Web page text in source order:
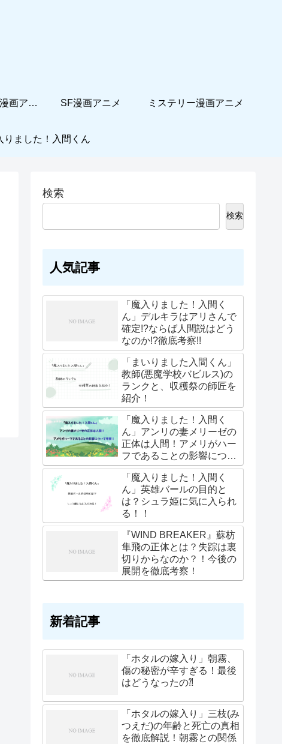
ホームコメディ漫画アニメ SF漫画アニメ ミステリー漫画アニメ
りました！入間くん
検索
検索
人気記事
「魔入りました！入間く
ん」デルキラはアリさんで
確定!?ならば人間説はどう
なのか!?徹底考察!!
「まいりました入間くん」
教師(悪魔学校バビルス)の
ランクと、収穫祭の師匠を
紹介！
「魔入りました！入間く
ん」アンリの妻メリーゼの
正体は人間！アメリがハー
フであることの影響につい
て考察！
「魔入りました！入間く
ん」英雄バールの目的と
は？シュラ姫に気に入られ
る！！
『WIND BREAKER』蘇枋
隼飛の正体とは？失踪は裏
切りからなのか？！今後の
展開を徹底考察！
新着記事
「ホタルの嫁入り」朝霧、
傷の秘密が辛すぎる！最後
はどうなったの⁈
「ホタルの嫁入り」三枝(み
つえだ)の年齢と死亡の真相
を徹底解説！朝霧との関係